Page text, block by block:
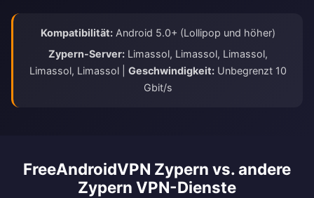
Kompatibilität: Android 5.0+ (Lollipop und höher)
Zypern-Server: Limassol, Limassol, Limassol,
Limassol, Limassol | Geschwindigkeit: Unbegrenzt 10
Gbit/s
FreeAndroidVPN Zypern vs. andere
Zypern VPN-Dienste